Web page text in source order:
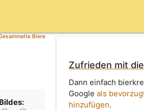
Biere
Zufrieden mit
Dann einfach
Googleals
hinzufügen.